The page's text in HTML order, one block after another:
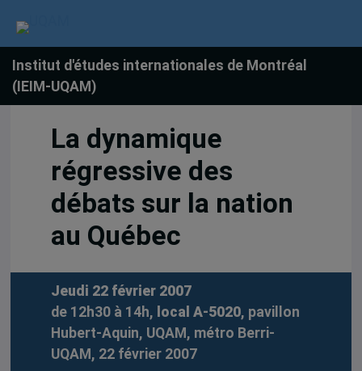
Institut d'études internationales de Montréal
(IEIM-UQAM)
La dynamique
régressive des
débats sur la nation
au Québec
Jeudi 22 février 2007
de 12h30 à 14h, local A-5020, pavillon
Hubert-Aquin, UQAM, métro Berri-
UQAM, 22 février 2007